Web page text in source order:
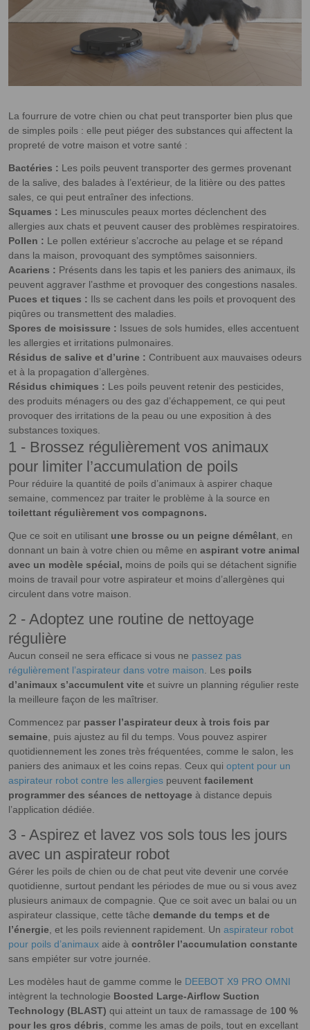
La fourrure de votre chien ou chat peut transporter bien plus que
de simples poils : elle peut piéger des substances qui affectent la
propreté de votre maison et votre santé :
Bactéries : Les poils peuvent transporter des germes provenant
de la salive, des balades à l’extérieur, de la litière ou des pattes
sales, ce qui peut entraîner des infections.
Squames : Les minuscules peaux mortes déclenchent des
allergies aux chats et peuvent causer des problèmes respiratoires.
Pollen : Le pollen extérieur s’accroche au pelage et se répand
dans la maison, provoquant des symptômes saisonniers.
Acariens : Présents dans les tapis et les paniers des animaux, ils
peuvent aggraver l’asthme et provoquer des congestions nasales.
Puces et tiques : Ils se cachent dans les poils et provoquent des
piqûres ou transmettent des maladies.
Spores de moisissure : Issues de sols humides, elles accentuent
les allergies et irritations pulmonaires.
Résidus de salive et d’urine : Contribuent aux mauvaises odeurs
et à la propagation d’allergènes.
Résidus chimiques : Les poils peuvent retenir des pesticides,
des produits ménagers ou des gaz d’échappement, ce qui peut
provoquer des irritations de la peau ou une exposition à des
substances toxiques.
1 - Brossez régulièrement vos animaux
pour limiter l’accumulation de poils
Pour réduire la quantité de poils d’animaux à aspirer chaque
semaine, commencez par traiter le problème à la source en
toilettant régulièrement vos compagnons.
Que ce soit en utilisant une brosse ou un peigne démêlant, en
donnant un bain à votre chien ou même en aspirant votre animal
avec un modèle spécial, moins de poils qui se détachent signifie
moins de travail pour votre aspirateur et moins d’allergènes qui
circulent dans votre maison.
2 - Adoptez une routine de nettoyage
régulière
Aucun conseil ne sera efficace si vous ne passez pas
régulièrement l’aspirateur dans votre maison. Les poils
d’animaux s’accumulent vite et suivre un planning régulier reste
la meilleure façon de les maîtriser.
Commencez par passer l’aspirateur deux à trois fois par
semaine, puis ajustez au fil du temps. Vous pouvez aspirer
quotidiennement les zones très fréquentées, comme le salon, les
paniers des animaux et les coins repas. Ceux qui optent pour un
aspirateur robot contre les allergies peuvent facilement
programmer des séances de nettoyage à distance depuis
l’application dédiée.
3 - Aspirez et lavez vos sols tous les jours
avec un aspirateur robot
Gérer les poils de chien ou de chat peut vite devenir une corvée
quotidienne, surtout pendant les périodes de mue ou si vous avez
plusieurs animaux de compagnie. Que ce soit avec un balai ou un
aspirateur classique, cette tâche demande du temps et de
l’énergie, et les poils reviennent rapidement. Un aspirateur robot
pour poils d’animaux aide à contrôler l’accumulation constante
sans empiéter sur votre journée.
Les modèles haut de gamme comme le DEEBOT X9 PRO OMNI
intègrent la technologie Boosted Large-Airflow Suction
Technology (BLAST) qui atteint un taux de ramassage de 100 %
pour les gros débris, comme les amas de poils, tout en excellant